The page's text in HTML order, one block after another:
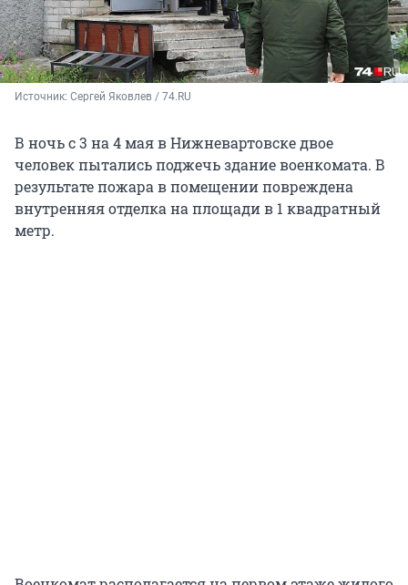
Источник: Сергей Яковлев / 74.RU
В ночь с 3 на 4 мая в Нижневартовске двое
человек пытались поджечь здание военкомата. В
результате пожара в помещении повреждена
внутренняя отделка на площади в 1 квадратный
метр.